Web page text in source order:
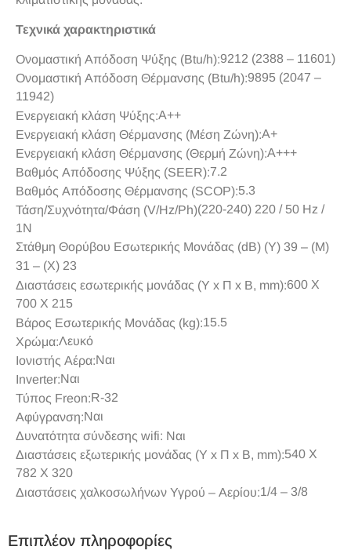
Τεχνικά χαρακτηριστικά
Ονομαστική Απόδοση Ψύξης (Btu/h):9212 (2388 – 11601)
Ονομαστική Απόδοση Θέρμανσης (Btu/h):9895 (2047 –
11942)
Ενεργειακή κλάση Ψύξης:A++
Ενεργειακή κλάση Θέρμανσης (Μέση Ζώνη):A+
Ενεργειακή κλάση Θέρμανσης (Θερμή Ζώνη):A+++
Βαθμός Απόδοσης Ψύξης (SEER):7.2
Βαθμός Απόδοσης Θέρμανσης (SCOP):5.3
Τάση/Συχνότητα/Φάση (V/Hz/Ph)(220-240) 220 / 50 Hz /
1N
Στάθμη Θορύβου Εσωτερικής Μονάδας (dB) (Υ) 39 – (Μ)
31 – (Χ) 23
Διαστάσεις εσωτερικής μονάδας (Υ x Π x Β, mm):600 Χ
700 Χ 215
Βάρος Εσωτερικής Μονάδας (kg):15.5
Χρώμα:Λευκό
Ιονιστής Αέρα:Ναι
Inverter:Ναι
Τύπος Freon:R-32
Αφύγρανση:Ναι
Δυνατότητα σύνδεσης wifi: Ναι
Διαστάσεις εξωτερικής μονάδας (Υ x Π x Β, mm):540 Χ
782 Χ 320
Διαστάσεις χαλκοσωλήνων Υγρού – Αερίου:1/4 – 3/8
Επιπλέον πληροφορίες